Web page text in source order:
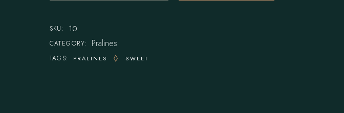
SKU: 10
CATEGORY: Pralines
TAGS: PRALINES SWEET